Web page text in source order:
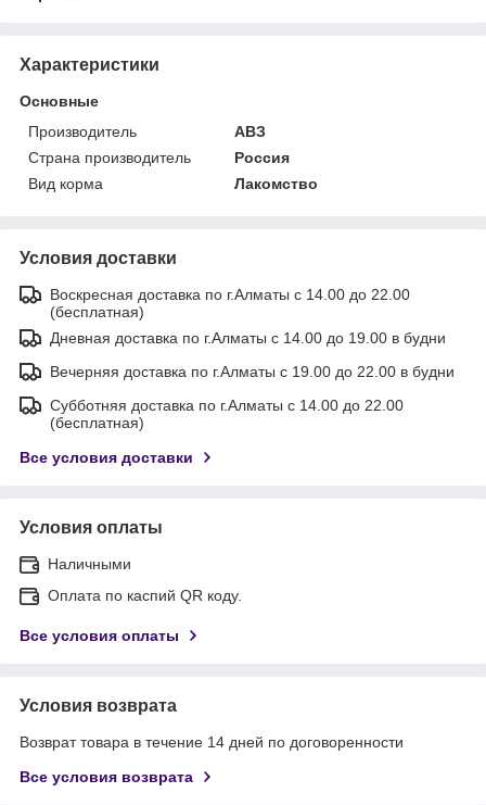
Характеристики
Основные
Производитель
АВЗ
Страна производитель
Россия
Вид корма
Лакомство
Условия доставки
Воскресная доставка по г.Алматы с 14.00 до 22.00
(бесплатная)
Дневная доставка по г.Алматы с 14.00 до 19.00 в будни
Вечерняя доставка по г.Алматы с 19.00 до 22.00 в будни
Субботняя доставка по г.Алматы с 14.00 до 22.00
(бесплатная)
Все условия доставки
Условия оплаты
Наличными
Оплата по каспий QR коду.
Все условия оплаты
Условия возврата
Возврат товара в течение 14 дней по договоренности
Все условия возврата